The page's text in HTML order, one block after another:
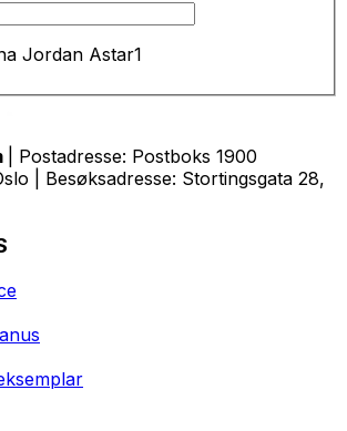
Jordan Astar1
| Postadresse: Postboks 1900
| Besøksadresse: Stortingsgata 28,